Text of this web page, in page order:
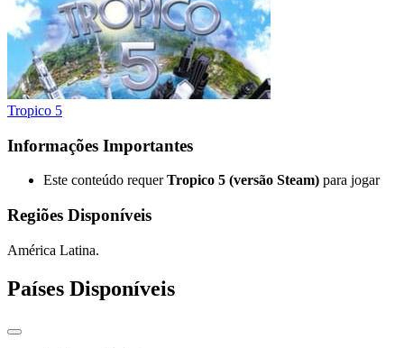
Tropico 5
Informações Importantes
Este conteúdo requerTropico 5 (versão Steam) para jogar
Regiões Disponíveis
América Latina.
Países Disponíveis